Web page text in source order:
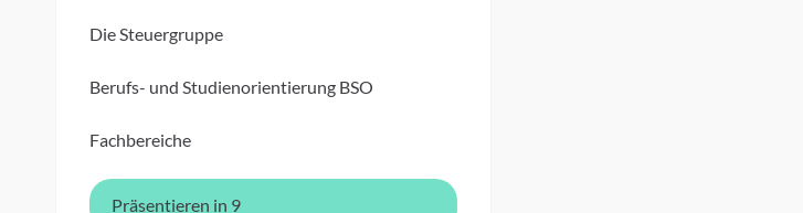
Die Steuergruppe
Berufs- und Studienorientierung BSO
Fachbereiche
Präsentieren in 9